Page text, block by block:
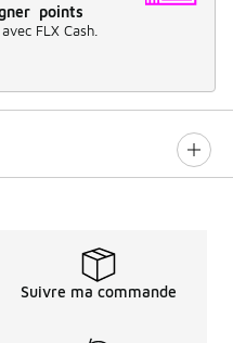
points
FLX Cash.
Suivre ma commande